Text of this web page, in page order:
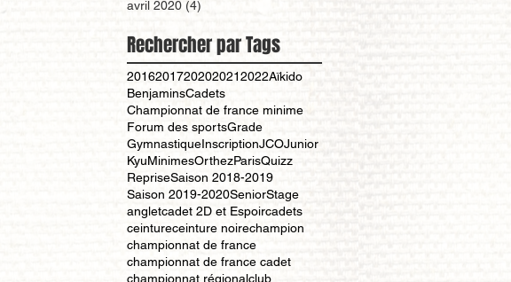
avril 2020 (4)
Rechercher par Tags
20162017202020212022Aïkido
BenjaminsCadets
Championnat de france minime
Forum des sportsGrade
GymnastiqueInscriptionJCOJunior
KyuMinimesOrthezParisQuizz
RepriseSaison 2018-2019
Saison 2019-2020SeniorStage
angletcadet 2D et Espoircadets
ceintureceinture noirechampion
championnat de france
championnat de france cadet
championnat régionalclub